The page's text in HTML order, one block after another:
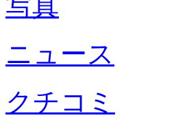
ニュース
クチコミ